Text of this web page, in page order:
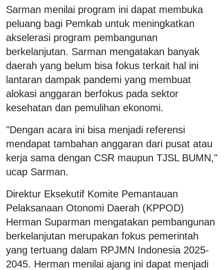
Sarman menilai program ini dapat membuka
peluang bagi Pemkab untuk meningkatkan
akselerasi program pembangunan
berkelanjutan. Sarman mengatakan banyak
daerah yang belum bisa fokus terkait hal ini
lantaran dampak pandemi yang membuat
alokasi anggaran berfokus pada sektor
kesehatan dan pemulihan ekonomi.
"Dengan acara ini bisa menjadi referensi
mendapat tambahan anggaran dari pusat atau
kerja sama dengan CSR maupun TJSL BUMN,"
ucap Sarman.
Direktur Eksekutif Komite Pemantauan
Pelaksanaan Otonomi Daerah (KPPOD)
Herman Suparman mengatakan pembangunan
berkelanjutan merupakan fokus pemerintah
yang tertuang dalam RPJMN Indonesia 2025-
2045. Herman menilai ajang ini dapat menjadi